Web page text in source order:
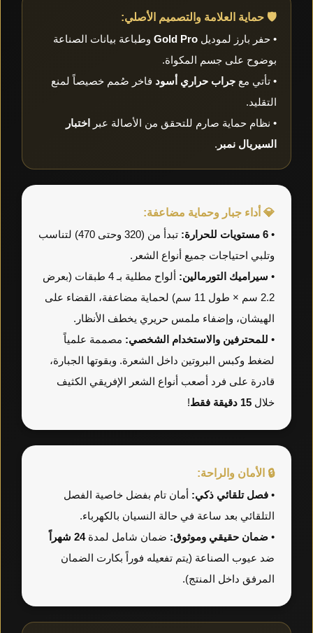
🛡️ حماية العلامة والتصميم الأصلي:
• حفر بارز لموديل Gold Pro وطباعة بيانات الصناعة
بوضوح على جسم المكواة.
• تأتي مع جراب حراري أسود فاخر صُمم خصيصاً لمنع
التقليد.
• نظام حماية صارم للتحقق من الأصالة عبر
اختبار
السيريال نمبر .
💎 أداء جبار وحماية مضاعفة:
• 6 مستويات للحرارة:
تبدأ من (320 وحتى 470) لتناسب
وتلبي احتياجات جميع أنواع الشعر.
• سيراميك التورمالين:
ألواح مطلية بـ 4 طبقات (بعرض
2.2 سم × طول 11 سم) لحماية مضاعفة، القضاء على
الهيشان، وإضفاء ملمس حريري يخطف الأنظار.
• للمحترفين والاستخدام الشخصي: مصممة علمياً
لضغط وكبس البروتين داخل الشعرة. وبقوتها الجبارة،
قادرة على فرد أصعب أنواع الشعر الإفريقي الكثيف
خلال 15 دقيقة فقط !
🔒 الأمان والراحة:
• فصل تلقائي ذكي: أمان تام بفضل خاصية الفصل
التلقائي بعد ساعة في حالة النسيان بالكهرباء.
• ضمان حقيقي وموثوق: ضمان شامل لمدة24 شهراً
ضد عيوب الصناعة (يتم تفعيله فوراً بكارت الضمان
المرفق داخل المنتج).